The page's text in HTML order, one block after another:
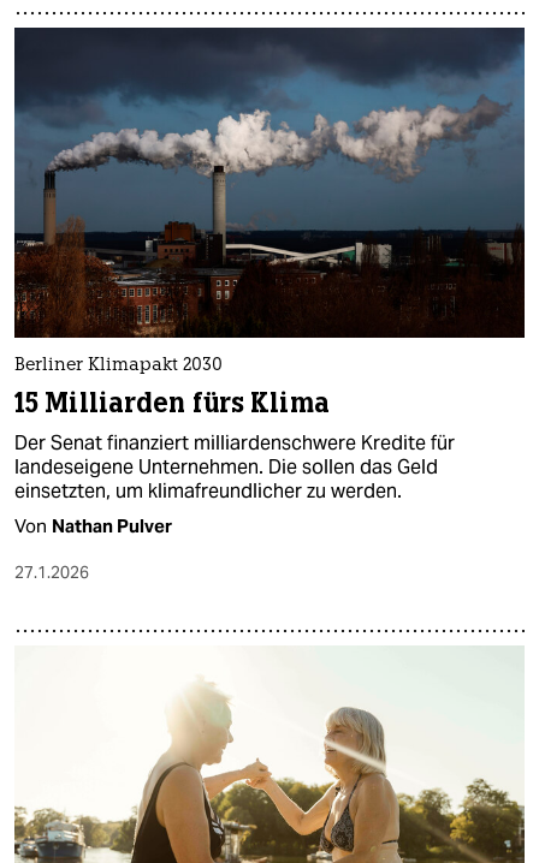
Berliner Klimapakt 2030
15 Milliarden fürs Klima
Der Senat finanziert milliardenschwere Kredite für
landeseigene Unternehmen. Die sollen das Geld
einsetzten, um klimafreundlicher zu werden.
Von Nathan Pulver
27.1.2026